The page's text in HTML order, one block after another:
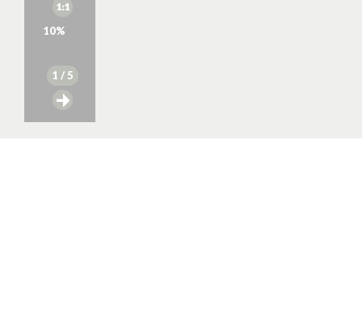
10%
1 / 5